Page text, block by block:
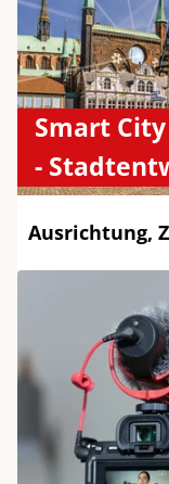
Smart
-
Ausrichtung,